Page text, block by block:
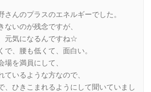
さんのプラスのエネルギーでした。
ないのが残念ですが、
元気になるんですね☆
で、腰も低くて、面白い。
場を満員にして、
ているような方なので、
、ひきこまれるようにして聞いていまし